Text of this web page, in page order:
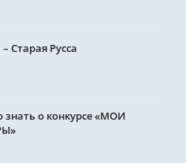
Старая Русса
знать о конкурсе «МОИ